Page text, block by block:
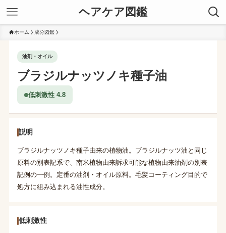
ヘアケア図鑑
ホーム 成分図鑑
油剤・オイル
ブラジルナッツノキ種子油
低刺激性 4.8
説明
ブラジルナッツノキ種子由来の植物油。ブラジルナッツ油と同じ
原料の別表記系で、南米植物由来訴求可能な植物由来油剤の別表
記例の一例。定番の油剤・オイル原料。毛髪コーティング目的で
処方に組み込まれる油性成分。
低刺激性